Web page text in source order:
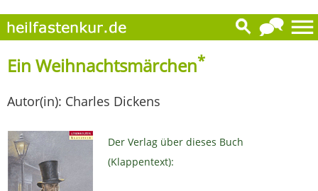
Ein Weihnachtsmärchen*
Autor(in): Charles Dickens
Der Verlag über dieses Buch
(Klappentext):